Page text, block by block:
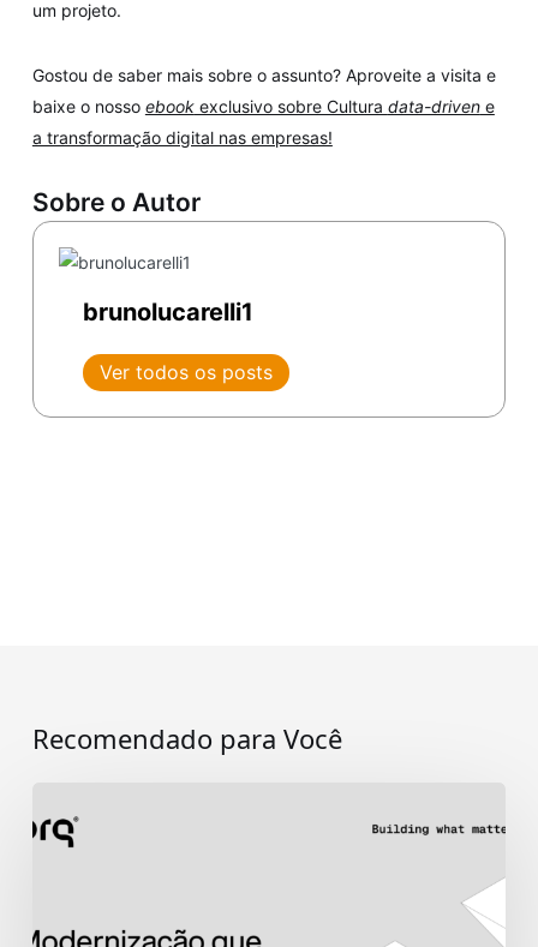
um projeto.
Gostou de saber mais sobre o assunto? Aproveite a visita e
baixe o nosso ebookexclusivo sobre Cultura data-drivene
a transformação digital nas empresas!
Sobre o Autor
brunolucarelli1
Ver todos os posts
Recomendado para Você
que